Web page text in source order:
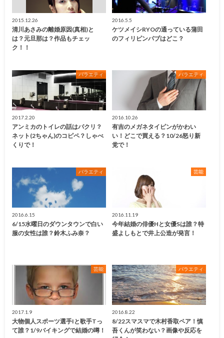
2015.12.26
清川あさみの離婚原因(真相)と
は？元旦那は？作品もチェッ
ク！！
2016.5.5
ケツメイシRYOの通っている蒲田
のフィリピンパブはどこ？
バラエティ
2017.2.20
アンミカのトイレの話はパクリ？
ネット(2ちゃん)のコピペ？しゃべ
くりで！
バラエティ
2016.10.26
有吉のメガネタイピンがかわい
い！どこで買える？10/26怒り新
党で！
バラエティ
2016.6.15
6/15水曜日のダウンタウンで白い
服の女性は誰？鈴木ふみ奈？
芸能
2016.11.19
今年結婚の俳優Hと女優Sは誰？特
盛よしもとで井上公造が発言！
芸能
2017.1.9
大物個人スポーツ選手Iと歌手Tっ
て誰？1/9バイキングで結婚の噂！
バラエティ
2016.8.22
8/22スマスマで木村香取ペア！慎
吾くんが笑わない？画像や反応を